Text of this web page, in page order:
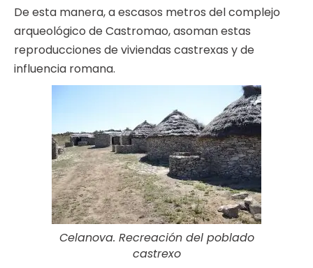
De esta manera, a escasos metros del complejo
arqueológico de Castromao, asoman estas
reproducciones de viviendas castrexas y de
influencia romana.
Celanova. Recreación del poblado
castrexo